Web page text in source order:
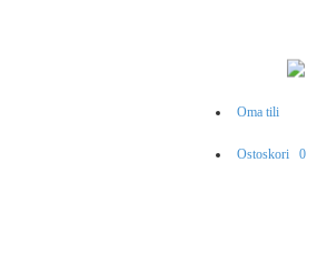
Oma tili
Ostoskori 0